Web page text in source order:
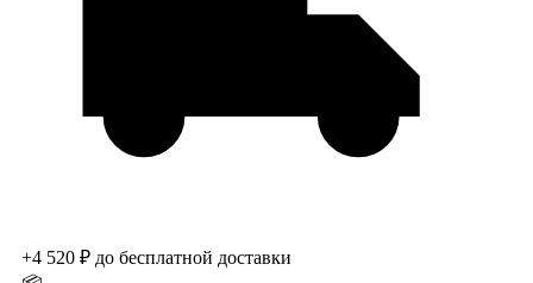
+4 520 ₽ до бесплатной доставки